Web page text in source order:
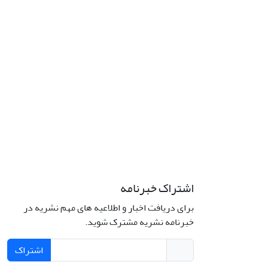
اشتراک خبرنامه
برای دریافت اخبار و اطلاعیه های مهم نشریه در
خبرنامه نشریه مشترک شوید.
اشتراک